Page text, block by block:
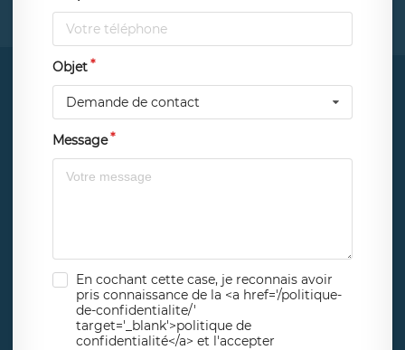
Objet
Demande de contact
Message
En cochant cette case, je reconnais avoir
pris connaissance de la <a href='/politique-
de-confidentialite/'
target='_blank'>politique de
confidentialité</a> et l'accepter